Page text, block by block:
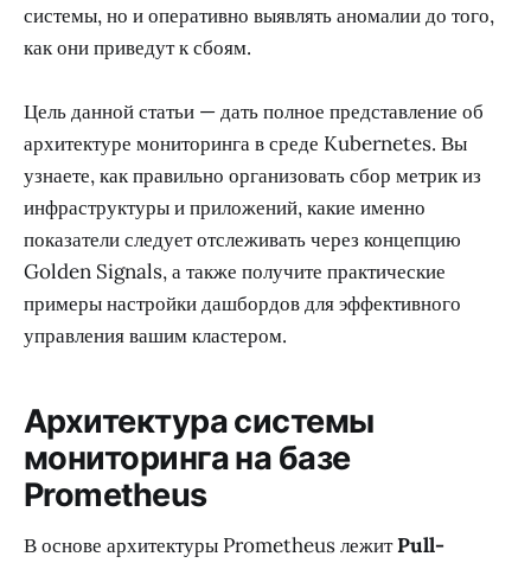
системы, но и оперативно выявлять аномалии до того,
как они приведут к сбоям.
Цель данной статьи — дать полное представление об
архитектуре мониторинга в среде Kubernetes. Вы
узнаете, как правильно организовать сбор метрик из
инфраструктуры и приложений, какие именно
показатели следует отслеживать через концепцию
Golden Signals, а также получите практические
примеры настройки дашбордов для эффективного
управления вашим кластером.
Архитектура системы
мониторинга на базе
Prometheus
В основе архитектуры Prometheus лежитPull-